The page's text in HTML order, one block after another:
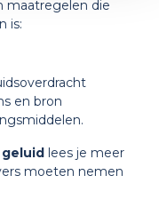
maatregelen die
is:
en bron
lees je meer
moeten nemen